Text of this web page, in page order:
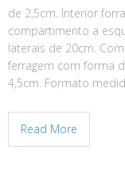
de 2,5cm. Interior
compartimento a
laterais de 20cm.
ferragem com forma
4,5cm. Formato
Read More